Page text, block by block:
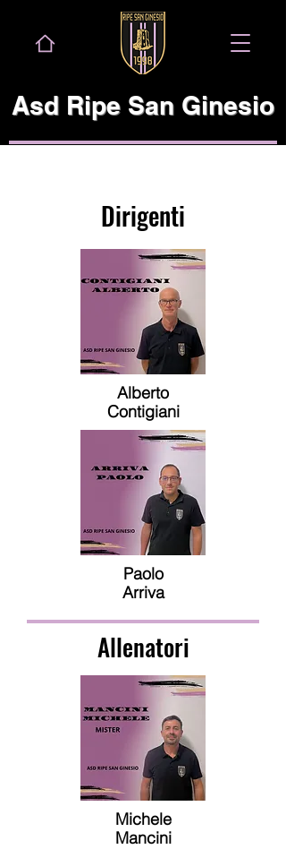
Asd Ripe San Ginesio
Dirigenti
Alberto
Contigiani
Paolo
Arriva
Allenatori
Michele
Mancini